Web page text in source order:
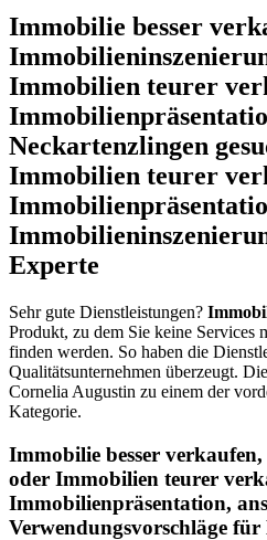
Immobilie besser
Immobilien teurer
Neckartenzlingen
Immobilien teurer
Experte
Sehr gute Dienstleistungen?
Produkt, zu dem Sie keine Services
finden werden. So haben die
Qualitätsunternehmen überzeugt.
Cornelia Augustin zu einem der
Kategorie.
Immobilie besser
oder Immobilien teurer
Immobilienpräsentation,
Verwendungsvorschläge